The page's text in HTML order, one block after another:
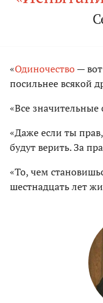
«Одиночество—
посильнее всякой
«Все значительные
«Даже если ты
будут верить. За
«То, чем
шестнадцать лет